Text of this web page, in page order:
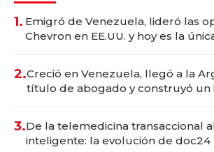
1. Emigró de Venezuela, lideró las
Chevron en EE.UU. y hoy es la
2.Creció en Venezuela, llegó a la
título de abogado y construyó un
3.De la telemedicina transaccional
inteligente: la evolución de doc24